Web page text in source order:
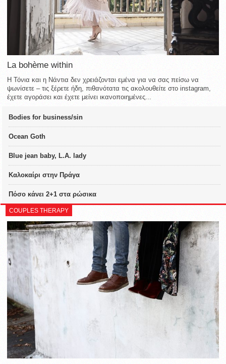
La bohème within
Η Τόνια και η Νάντια δεν χρειάζονται εμένα για να σας πείσω να
ψωνίσετε – τις ξέρετε ήδη, πιθανότατα τις ακολουθείτε στο instagram,
έχετε αγοράσει και έχετε μείνει ικανοποιημένες...
Bodies for business/sin
Ocean Goth
Blue jean baby, L.A. lady
Καλοκαίρι στην Πράγα
Πόσο κάνει 2+1 στα ρώσικα
COUPLES THERAPY